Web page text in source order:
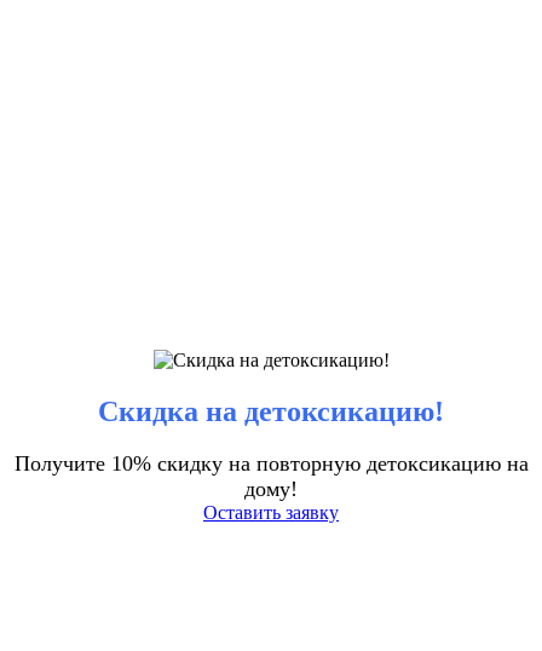
Скидка на детоксикацию!
Получите 10% скидку на повторную детоксикацию на
дому!
Оставить заявку